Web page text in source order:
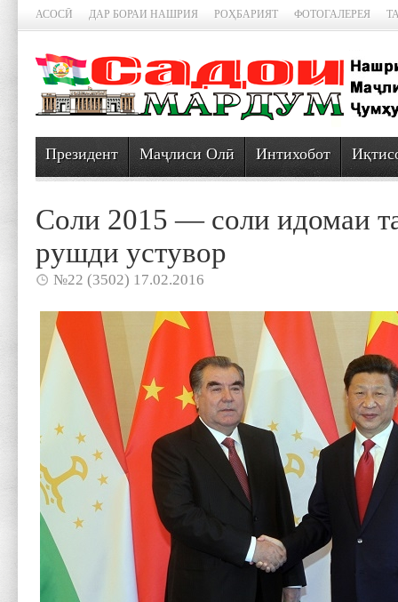
АСОСӢ ДАР БОРАИ НАШРИЯ РОҲБАРИЯТ ФОТОГАЛЕРЕЯ
Президент Маҷлиси Олӣ Интихобот
Соли 2015 — cоли идомаи
рушди устувор
№22 (3502) 17.02.2016